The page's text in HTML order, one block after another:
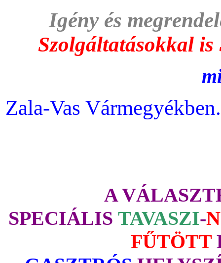
Igény és
Szolgáltatásokkal
Zala-Vas
A
SPECIÁLIS TAVASZI-
FŰTÖTT